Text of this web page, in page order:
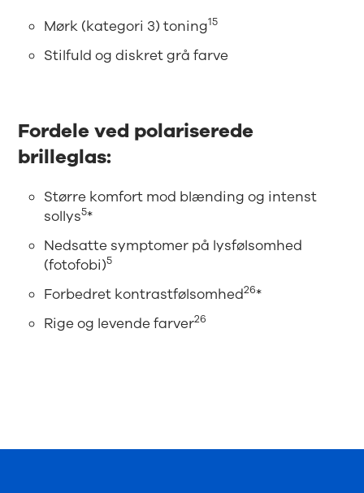
Mørk (kategori 3) toning15
Stilfuld og diskret grå farve
Fordele ved polariserede
brilleglas:
Større komfort mod blænding og intenst
sollys5*
Nedsatte symptomer på lysfølsomhed
(fotofobi)5
Forbedret kontrastfølsomhed26*
Rige og levende farver26